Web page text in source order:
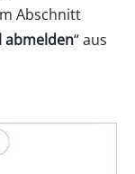
Abschnitt
abmelden“ aus